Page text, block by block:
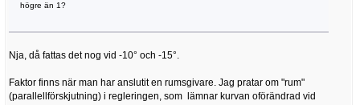
högre än 1?
Nja, då fattas det nog vid -10° och -15°.
Faktor finns när man har anslutit en rumsgivare. Jag pratar om "rum"
(parallellförskjutning) i regleringen, som lämnar kurvan oförändrad vid